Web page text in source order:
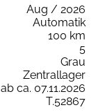
Aug / 2026
Automatik
100 km
5
Grau
Zentrallager
ab ca. 07.11.2026
T.52867